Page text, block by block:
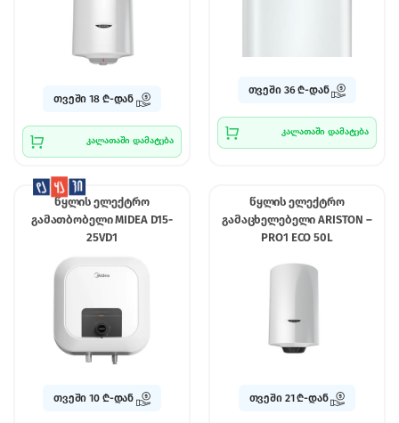
თვეში 18 ₾-დან
კალათაში დამატება
თვეში 36 ₾-დან
კალათაში დამატება
წყლის ელექტრო
გამათბობელი MIDEA D15-
25VD1
თვეში 10 ₾-დან
წყლის ელექტრო
გამაცხელებელი ARISTON –
PRO1 ECO 50L
თვეში 21 ₾-დან